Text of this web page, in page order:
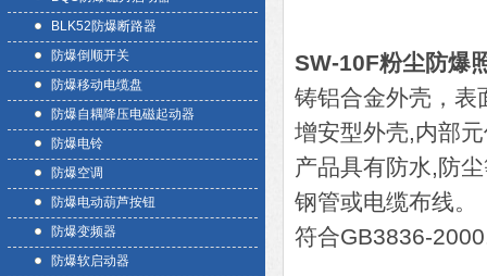
BLK52防爆断路器
防爆倒顺开关
防爆移动电缆盘
防爆自耦降压电磁起动器
防爆电铃
防爆空调
防爆电动葫芦按钮
防爆变频器
防爆软启动器
SW-10F粉尘防爆
铸铝合金外壳，表
增安型外壳,内部
产品具有防水,防
钢管或电缆布线。
符合GB3836-